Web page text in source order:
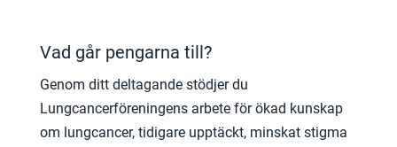
Vad går pengarna till?
Genom ditt deltagande stödjer du
Lungcancerföreningens arbete för ökad kunskap
om lungcancer, tidigare upptäckt, minskat stigma